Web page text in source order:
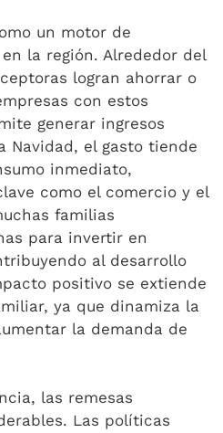
un motor de
la región. Alrededor del
logran ahorrar o
con estos
generar ingresos
Navidad, el gasto tiende
inmediato,
como el comercio y el
familias
para invertir en
al desarrollo
positivo se extiende
ya que dinamiza la
la demanda de
las remesas
Las políticas